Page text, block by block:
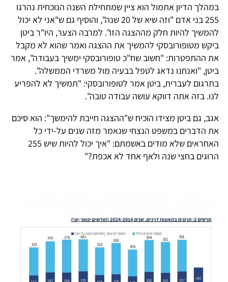
במהלך הדיון אתמול הוא ציין שמתחילת השנה הנוכחית נהרגו
255 בני אדם "וזה שיא של 20 שנה", והוסיף גם ש"אני לא יכול
להמשיך להיות חלק מההצגה הזו". למרבה הצער, היו"ר ביטן
ביקש מטופורובסקי להמשיך את ההצגה ואמר שהוא לא מקבל
את ההתפטרות: "חשוב שח"כ טופורובסקי ימשיך בעבודה", אמר
ביטן, "ואנחנו נדאג לטפל בבעיה מול משרדי הממשלה".
בתרגום לעברית, ביטן אמר לטופורובסקי: "תמשיך לא להפריע
לנו. בזה אתה דווקא עושה עבודה טובה".
אגב, גם ביטן מצידו הוכיח ש"ההצגה חייבת להימשך": הוא סיכם
את הדברים במשפט הנצחי שנאמר מזה שנים על-ידי כל
האחראים שלא מודים באשמתם: "איך יכול להיות שיש 255
הרוגים בחצי שנה ולאף אחד לא אכפת?"